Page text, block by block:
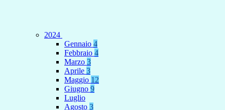
2024
Gennaio 4
Febbraio 4
Marzo 3
Aprile 3
Maggio 12
Giugno 9
Luglio
Agosto 3